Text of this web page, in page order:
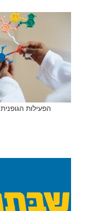
הפעילות הגופנית